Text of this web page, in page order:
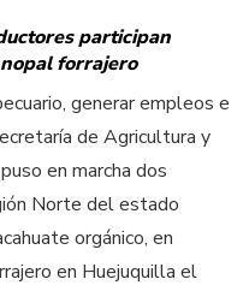
participan
forrajero
generar empleos e
de Agricultura y
en marcha dos
Norte del estado
orgánico, en
en Huejuquilla el